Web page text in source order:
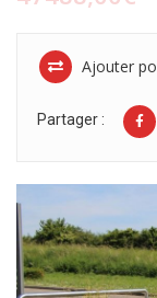
Ajouter
Partager :